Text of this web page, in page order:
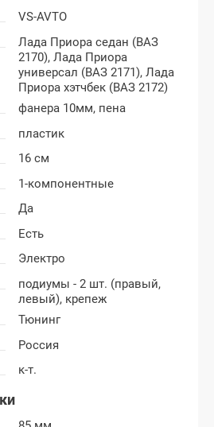
VS-AVTO
Лада Приора седан (ВАЗ
2170),Лада Приора
универсал (ВАЗ 2171),Лада
Приора хэтчбек (ВАЗ 2172)
фанера 10мм, пена
пластик
16 см
1-компонентные
Да
Есть
Электро
подиумы - 2 шт. (правый,
левый), крепеж
Тюнинг
Россия
к-т.